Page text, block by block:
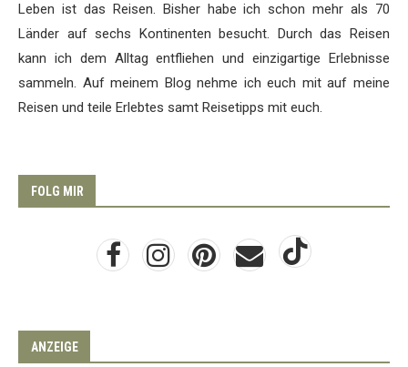
Leben ist das Reisen. Bisher habe ich schon mehr als 70
Länder auf sechs Kontinenten besucht. Durch das Reisen
kann ich dem Alltag entfliehen und einzigartige Erlebnisse
sammeln. Auf meinem Blog nehme ich euch mit auf meine
Reisen und teile Erlebtes samt Reisetipps mit euch.
FOLG MIR
ANZEIGE